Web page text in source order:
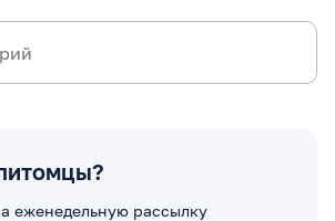
еженедельную рассылку